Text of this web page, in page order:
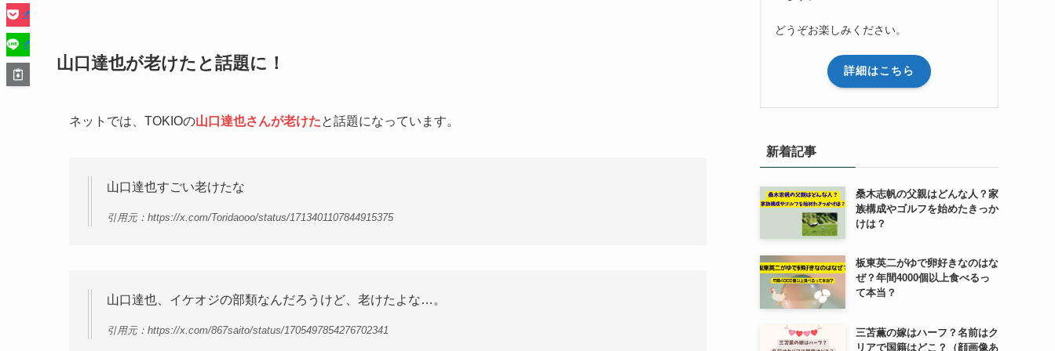
山口達也が老けたと話題に！
ネットでは、TOKIOの山口達也さんが老けたと話題になっています。
山口達也すごい老けたな
引用元：https://x.com/Toridaooo/status/1713401107844915375
山口達也、イケオジの部類なんだろうけど、老けたよな…。
引用元：https://x.com/867saito/status/1705497854276702341
どうぞお楽しみください。
詳細はこちら
新着記事
桑木志帆の父親はどんな人？家
族構成やゴルフを始めたきっか
けは？
板東英二がゆで卵好きなのはな
ぜ？年間4000個以上食べるっ
て本当？
三苫薫の嫁はハーフ？名前はク
リアで国籍はどこ？（顔画像あ